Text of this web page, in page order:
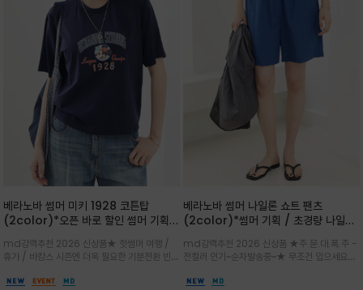
베라노바 썸머 미키 1928 코튼탑
(2color)*오픈 바로 할인 썸머 기획
★ 한정수량 제작 ★ 오가닉 코튼으로
빈티지 프린트로 여름 하의와 모두 잘어
울리는 그래픽
md강력추천 2026 신상품★ 핫썸머 여행 /
휴가 / 바캉스 시즌엔 더욱 필요한 기분전환 빈티
키 컬러 위에 빈티지한 크랙 효과의 레트로 감성
베라노바 썸머 나일론 쇼트 팬츠
(2color)*썸머 기획 / 초경량 나일론
가벼운 아이템 / 여행 / 일상 / 운동 모
두 가능한 아이템
md강력추천 2026 신상품 ★주.문.대.폭.주 -
전컬러 인기~순차발송중~★ 무조건 입으세요~~
입니다^^가볍고 드라이한 터치감의 나일론 소